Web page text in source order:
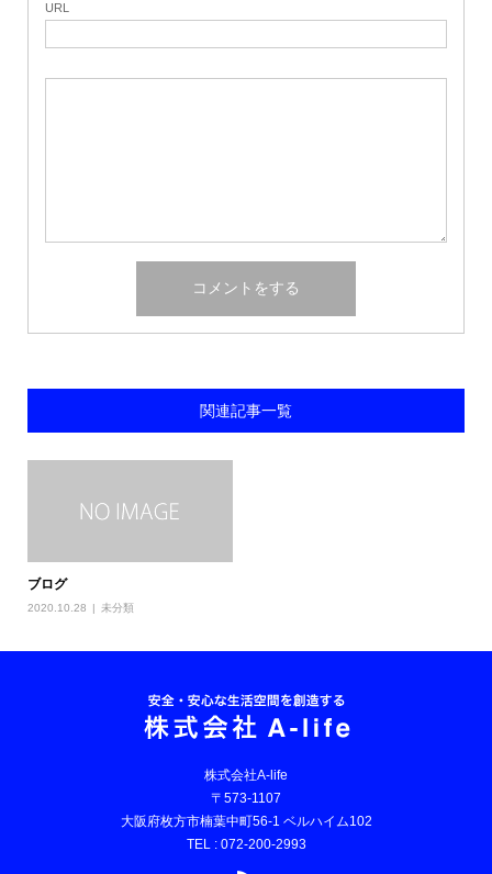
URL
関連記事一覧
ブログ
2020.10.28 未分類
株式会社A-life
〒573-1107
大阪府枚方市楠葉中町56-1 ベルハイム102
TEL : 072-200-2993